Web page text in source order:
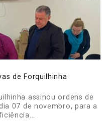
de Forquilhinha
assinou ordens de
07 de novembro, para a